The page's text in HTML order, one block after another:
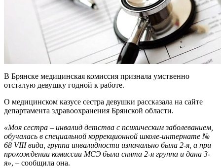
В Брянске медицинская комиссия признала умственно
отсталую девушку годной к работе.
О медицинском казусе сестра девушки рассказала на сайте
департамента здравоохранения Брянской области.
«Моя сестра – инвалид детства с психическим заболеванием,
обучалась в специальной коррекционной школе-интернате №
68 VIII вида, группа инвалидности изначально была 2-я, а при
прохождении комиссии МСЭ была снята 2-я группа и дана 3-
я», – сообщила она.